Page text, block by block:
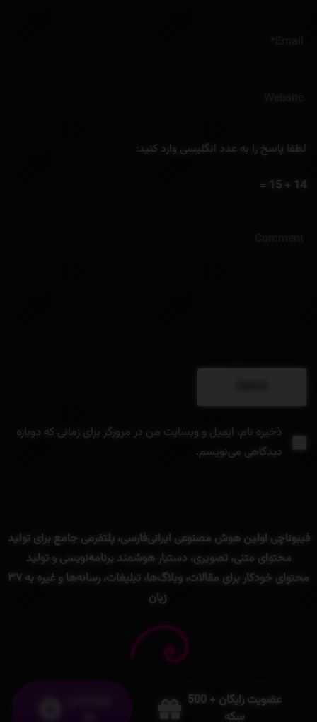
ذخیره نام، ایمیل و وبسایت من در مرورگر برای زمانی که دوباره
دیدگاهی می‌نویسم.
لطفا پاسخ را به عدد انگلیسی وارد کنید:
14 + 15 =
فیبوناچی اولین هوش مصنوعی ایرانیفارسی، پلتفرمی جامع برای تولید
محتوای متنی، تصویری، دستیارهوشمند برنامه‌نویسی و تولید
محتوای خودکار برای مقالات، وبلاگ‌ها، تبلیغات، رسانه‌ها و غیره به ۳۷
زبان
عضویت رایگان + 500
سکه